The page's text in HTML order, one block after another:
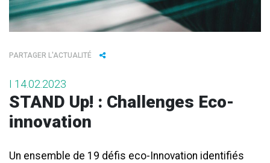
PARTAGER L'ACTUALITÉ
I 14.02.2023
STAND Up! : Challenges Eco-
innovation
Un ensemble de 1️9 défis eco-Innovation identifiés